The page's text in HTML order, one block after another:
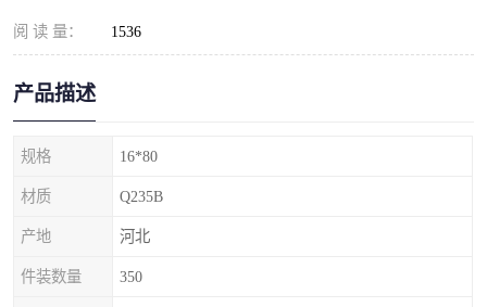
阅 读 量： 1536
产品描述
规格 16*80
材质 Q235B
产地 河北
件装数量 350